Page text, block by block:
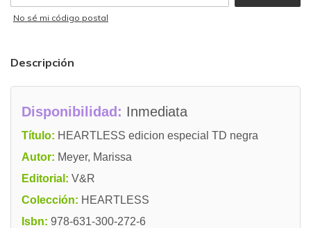
No sé mi código postal
Descripción
Disponibilidad: Inmediata
Título: HEARTLESS edicion especial TD negra
Autor: Meyer, Marissa
Editorial: V&R
Colección: HEARTLESS
Isbn: 978-631-300-272-6